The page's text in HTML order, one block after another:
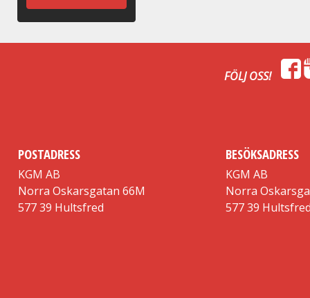
FÖLJ OSS!
POSTADRESS
KGM AB
Norra Oskarsgatan 66M
577 39 Hultsfred
BESÖKSADRESS
KGM AB
Norra
577 39